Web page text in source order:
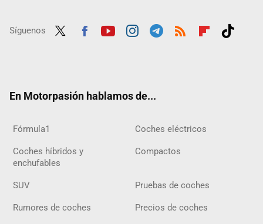
Síguenos
En Motorpasión hablamos de...
Fórmula1 Coches eléctricos
Coches híbridos y
enchufables
Compactos
SUV Pruebas de coches
Rumores de coches Precios de coches